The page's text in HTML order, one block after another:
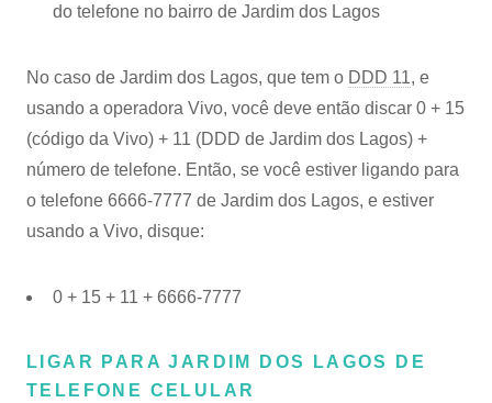
do telefone no bairro de Jardim dos Lagos
No caso de Jardim dos Lagos, que tem o DDD 11, e
usando a operadora Vivo, você deve então discar 0 + 15
(código da Vivo) + 11 (DDD de Jardim dos Lagos) +
número de telefone. Então, se você estiver ligando para
o telefone 6666-7777 de Jardim dos Lagos, e estiver
usando a Vivo, disque:
0 + 15 + 11 + 6666-7777
LIGAR PARA JARDIM DOS LAGOS DE
TELEFONE CELULAR